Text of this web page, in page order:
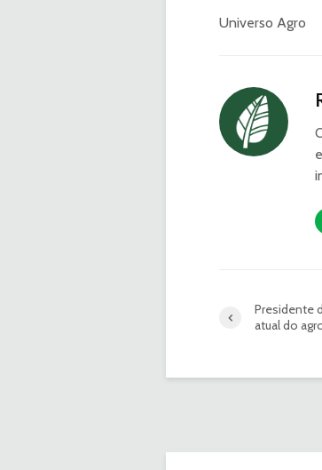
Universo Agro
Presidente
atual do